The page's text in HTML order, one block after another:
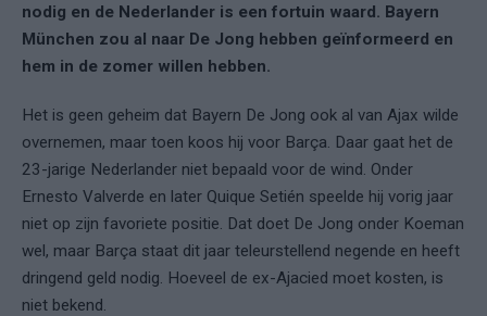
nodig en de Nederlander is een fortuin waard. Bayern
München zou al naar De Jong hebben geïnformeerd en
hem in de zomer willen hebben.
Het is geen geheim dat Bayern De Jong ook al van Ajax wilde
overnemen, maar toen koos hij voor Barça. Daar gaat het de
23-jarige Nederlander niet bepaald voor de wind. Onder
Ernesto Valverde en later Quique Setién speelde hij vorig jaar
niet op zijn favoriete positie. Dat doet De Jong onder Koeman
wel, maar Barça staat dit jaar teleurstellend negende en heeft
dringend geld nodig. Hoeveel de ex-Ajacied moet kosten, is
niet bekend.